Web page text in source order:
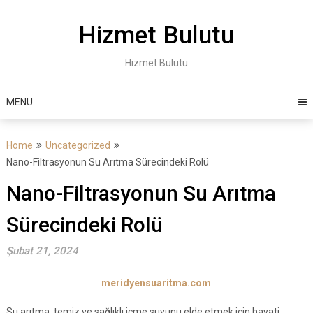
Hizmet Bulutu
Hizmet Bulutu
MENU
Home
Uncategorized
Nano-Filtrasyonun Su Arıtma Sürecindeki Rolü
Nano-Filtrasyonun Su Arıtma
Sürecindeki Rolü
Şubat 21, 2024
meridyensuaritma.com